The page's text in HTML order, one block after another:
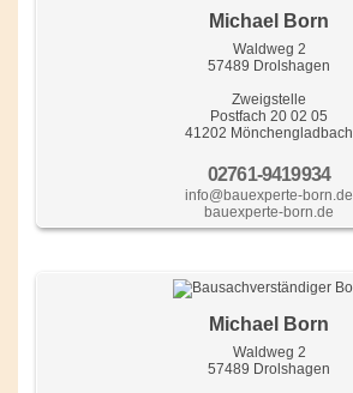
Michael Born
Waldweg 2
57489 Drolshagen
Zweigstelle
Postfach 20 02 05
41202 Mönchengladbach
02761-9419934
info@bauexperte-born.de
bauexperte-born.de
Michael Born
Waldweg 2
57489 Drolshagen